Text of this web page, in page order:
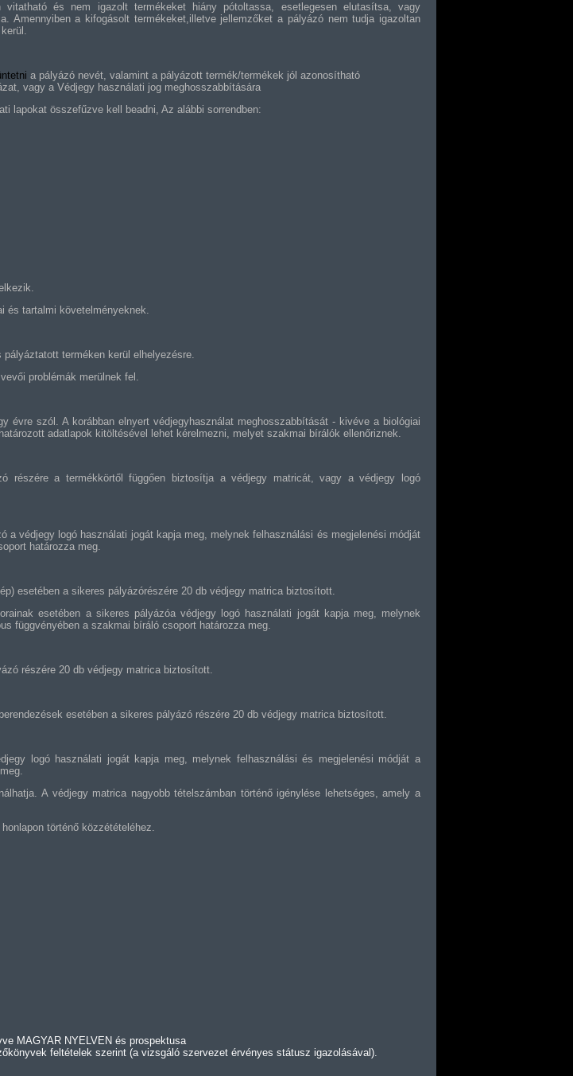
és nem igazolt termékeket hiány pótoltassa, esetlegesen elutasítsa, vagy
Amennyiben a kifogásolt termékeket,illetve jellemzőket a pályázó nem tudja igazoltan
a pályázó nevét, valamint a pályázott termék/termékek jól azonosítható
vagy a Védjegy használati jog meghosszabbítására
lapokat összefűzve kell beadni, Az alábbi sorrendben:
és tartalmi követelményeknek.
terméken kerül elhelyezésre.
vevői problémák merülnek fel.
évre szól. A korábban elnyert védjegyhasználat meghosszabbítását - kivéve a biológiai
adatlapok kitöltésével lehet kérelmezni, melyet szakmai bírálók ellenőriznek.
részére a termékkörtől függően biztosítja a védjegy matricát, vagy a védjegy logó
a védjegy logó használati jogát kapja meg, melynek felhasználási és megjelenési módját
határozza meg.
esetében a sikeres pályázórészére 20 db védjegy matrica biztosított.
esetében a sikeres pályázóa védjegy logó használati jogát kapja meg, melynek
függvényében a szakmai bíráló csoport határozza meg.
részére 20 db védjegy matrica biztosított.
esetében a sikeres pályázó részére 20 db védjegy matrica biztosított.
logó használati jogát kapja meg, melynek felhasználási és megjelenési módját a
A védjegy matrica nagyobb tételszámban történő igénylése lehetséges, amely a
történő közzétételéhez.
MAGYAR NYELVEN és prospektusa
feltételek szerint (a vizsgáló szervezet érvényes státusz igazolásával).